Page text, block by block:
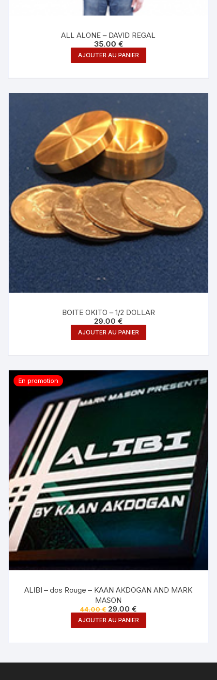
ALL ALONE – DAVID REGAL
35.00 €
AJOUTER AU PANIER
BOITE OKITO – 1/2 DOLLAR
29.00€
AJOUTER AU PANIER
En promotion
ALIBI – dos Rouge – KAAN AKDOGAN AND MARK
MASON
44.00€ Le
prix
initial
était :
29.00€Le
prix
actuel
est :
AJOUTER AU PANIER